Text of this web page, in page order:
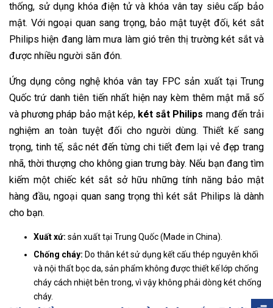
thống, sử dụng khóa điện tử và khóa vân tay siêu cấp bảo
mật. Với ngoại quan sang trọng, bảo mật tuyệt đối, két sắt
Philips hiện đang làm mưa làm gió trên thị trường két sắt và
được nhiều người săn đón.
Ứng dụng công nghệ khóa vân tay FPC sản xuất tại Trung
Quốc trứ danh tiên tiến nhất hiện nay kèm thêm mật mã số
và phương pháp bảo mật kép, két sắt Philips mang đến trải
nghiệm an toàn tuyệt đối cho người dùng. Thiết kế sang
trọng, tinh tế, sắc nét đến từng chi tiết đem lại vẻ đẹp trang
nhã, thời thượng cho không gian trưng bày. Nếu bạn đang tìm
kiếm một chiếc két sắt sở hữu những tính năng bảo mật
hàng đầu, ngoại quan sang trọng thì két sắt Philips là dành
cho bạn.
Xuất xứ: sản xuất tại Trung Quốc (Made in China).
Chống cháy: Do thân két sử dụng kết cấu thép nguyên khối
và nội thất bọc da, sản phẩm không được thiết kế lớp chống
cháy cách nhiệt bên trong, vì vậy không phải dòng két chống
cháy.